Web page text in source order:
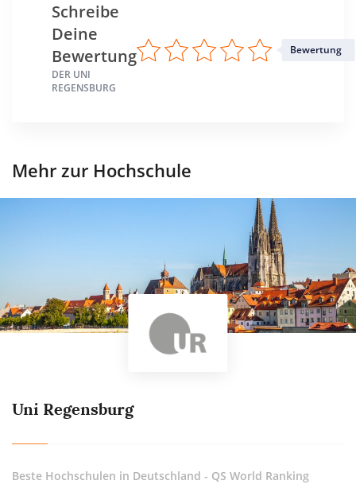
Schreibe
Deine
Bewertung
DER UNI
REGENSBURG
Bewertung
Mehr zur Hochschule
Uni Regensburg
Beste Hochschulen in Deutschland - QS World Ranking